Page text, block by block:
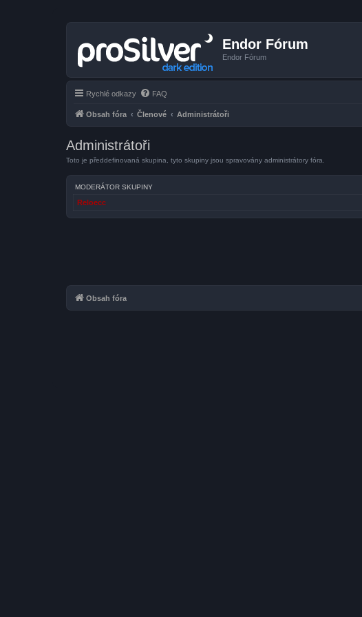
Endor Fórum
Endor Fórum
Rychlé odkazy FAQ
Obsah fóra Členové Administrátoři
Administrátoři
Toto je předdefinovaná skupina, tyto skupiny jsou spravovány administrátory fóra.
MODERÁTOR SKUPINY
Reloecc
Obsah fóra